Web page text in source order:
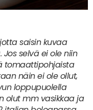
saisin kuvaa
selvä ei ole niin
tomaattipohjaista
näin ei ole ollut,
loppupuolella
olut mm vasikkaa ja